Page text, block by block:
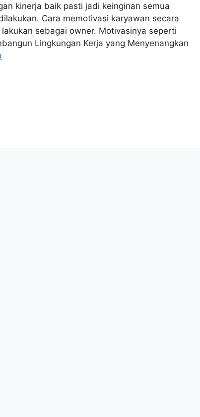
kinerja baik pasti jadi keinginan semua
Cara memotivasi karyawan secara
sebagai owner. Motivasinya seperti
Lingkungan Kerja yang Menyenangkan